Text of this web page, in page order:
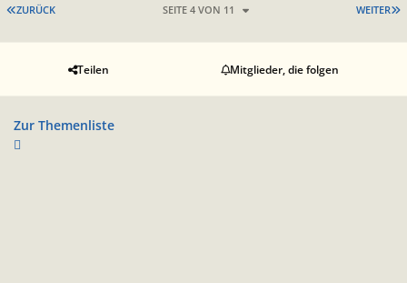
ERSTE SEITE
ZURÜCK WEITER
SEITE 4 VON 11
Teilen Mitglieder, die folgen
Zur Themenliste